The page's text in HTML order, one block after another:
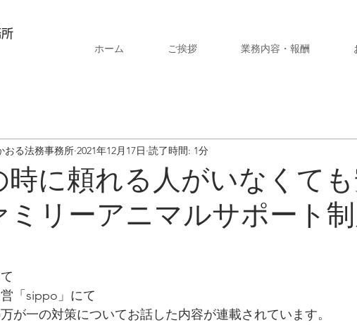
ホーム ご挨拶 業務内容・報酬
時に頼れる人がいなくて
ミリーアニマルサポート
おる法務事務所 2021年12月17日 読了時間: 1分
「sippo」にて
が一の対策についてお話した内容が連載されています。